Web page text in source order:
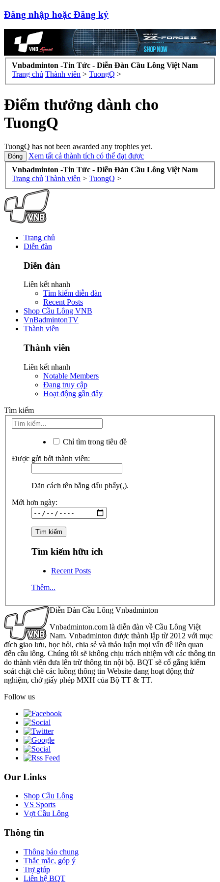
Đăng nhập hoặc Đăng ký
Vnbadminton -Tin Tức - Diễn Đàn Cầu Lông Việt Nam
Trang chủ Thành viên > TuongQ >
Điểm thưởng dành cho
TuongQ
TuongQ has not been awarded any trophies yet.
Xem tất cả thành tích có thể đạt được
Vnbadminton -Tin Tức - Diễn Đàn Cầu Lông Việt Nam
Trang chủ Thành viên > TuongQ >
Trang chủ
Diễn đàn
Diễn đàn
Liên kết nhanh
Tìm kiếm diễn đàn
Recent Posts
Shop Cầu Lông VNB
VnBadmintonTV
Thành viên
Thành viên
Liên kết nhanh
Notable Members
Đang truy cập
Hoạt động gần đây
Tìm kiếm
Chỉ tìm trong tiêu đề
Được gửi bởi thành viên:
Dãn cách tên bằng dấu phẩy(,).
Mới hơn ngày:
Tìm kiếm hữu ích
Recent Posts
Thêm...
Diễn Đàn Cầu Lông Vnbadminton
Vnbadminton.com là diễn đàn về Cầu Lông Việt
Nam. Vnbadminton được thành lập từ 2012 với mục
đích giao lưu, học hỏi, chia sẻ và thảo luận mọi vấn đề liên quan
đến cầu lông. Chúng tôi sẽ không chịu trách nhiệm với các thông tin
do thành viên đưa lên trừ thông tin nội bộ. BQT sẽ cố gắng kiểm
soát chặt chẽ các luồng thông tin Website đang hoạt động thử
nghiệm, chờ giấy phép MXH của Bộ TT & TT.
Follow us
Our Links
Shop Cầu Lông
VS Sports
Vợt Cầu Lông
Thông tin
Thông báo chung
Thắc mắc, góp ý
Trợ giúp
Liên hệ BQT